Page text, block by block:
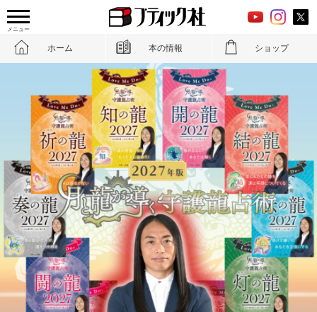
メニュー
ホーム 本の情報 ショップ